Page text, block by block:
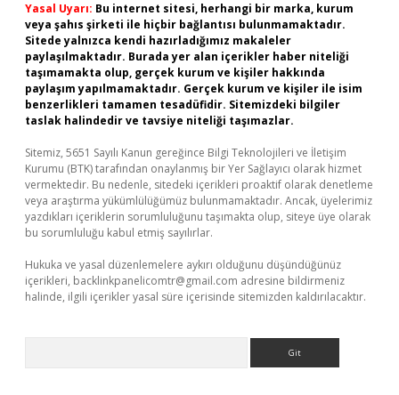
Yasal Uyarı: Bu internet sitesi, herhangi bir marka, kurum
veya şahıs şirketi ile hiçbir bağlantısı bulunmamaktadır.
Sitede yalnızca kendi hazırladığımız makaleler
paylaşılmaktadır. Burada yer alan içerikler haber niteliği
taşımamakta olup, gerçek kurum ve kişiler hakkında
paylaşım yapılmamaktadır. Gerçek kurum ve kişiler ile isim
benzerlikleri tamamen tesadüfidir. Sitemizdeki bilgiler
taslak halindedir ve tavsiye niteliği taşımazlar.
Sitemiz, 5651 Sayılı Kanun gereğince Bilgi Teknolojileri ve İletişim
Kurumu (BTK) tarafından onaylanmış bir Yer Sağlayıcı olarak hizmet
vermektedir. Bu nedenle, sitedeki içerikleri proaktif olarak denetleme
veya araştırma yükümlülüğümüz bulunmamaktadır. Ancak, üyelerimiz
yazdıkları içeriklerin sorumluluğunu taşımakta olup, siteye üye olarak
bu sorumluluğu kabul etmiş sayılırlar.
Hukuka ve yasal düzenlemelere aykırı olduğunu düşündüğünüz
içerikleri, backlinkpanelicomtr@gmail.com adresine bildirmeniz
halinde, ilgili içerikler yasal süre içerisinde sitemizden kaldırılacaktır.